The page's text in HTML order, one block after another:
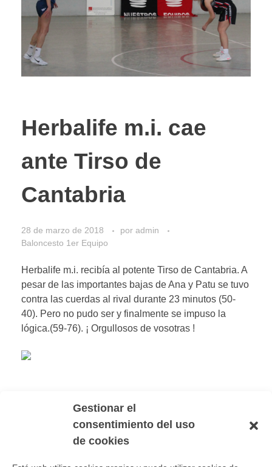
Gestionar el
consentimiento del uso
de cookies
Herbalife m.i. cae
ante Tirso de
Cantabria
28 de marzo de 2018 por admin
Baloncesto 1er Equipo
Herbalife m.i. recibía al potente Tirso de Cantabria. A
pesar de las importantes bajas de Ana y Patu se tuvo
contra las cuerdas al rival durante 23 minutos (50-
40). Pero no pudo ser y finalmente se impuso la
lógica.(59-76). ¡ Orgullosos de vosotras !